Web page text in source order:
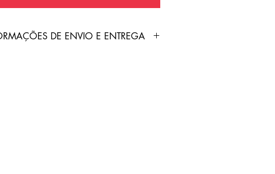
DE ENVIO E ENTREGA